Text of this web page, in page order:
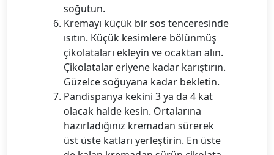
soğutun.
Kremayı küçük bir sos tenceresinde
ısıtın. Küçük kesimlere bölünmüş
çikolataları ekleyin ve ocaktan alın.
Çikolatalar eriyene kadar karıştırın.
Güzelce soğuyana kadar bekletin.
Pandispanya kekini 3 ya da 4 kat
olacak halde kesin. Ortalarına
hazırladığınız kremadan sürerek
üst üste katları yerleştirin. En üste